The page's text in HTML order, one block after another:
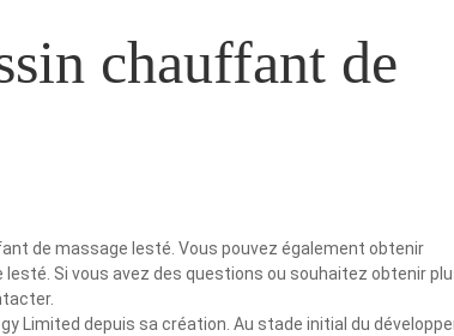
chauffant de
de massage lesté. Vous pouvez également obtenir
Si vous avez des questions ou souhaitez obtenir
Limited depuis sa création. Au stade initial du